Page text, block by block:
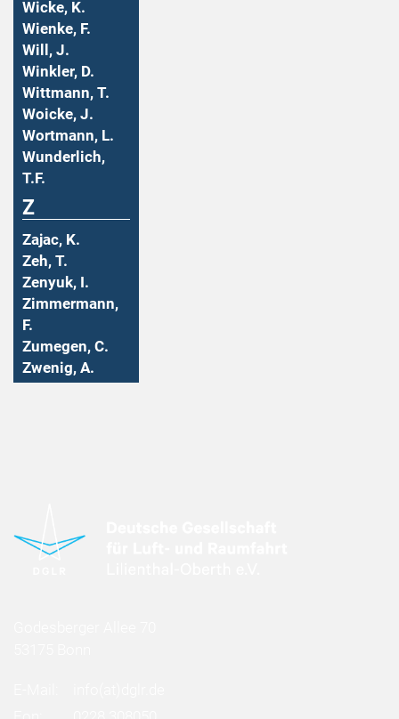
Wicke, K.
Wienke, F.
Will, J.
Winkler, D.
Wittmann, T.
Woicke, J.
Wortmann, L.
Wunderlich,
T.F.
Z
Zajac, K.
Zeh, T.
Zenyuk, I.
Zimmermann,
F.
Zumegen, C.
Zwenig, A.